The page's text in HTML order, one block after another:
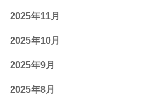
2025年11月
2025年10月
2025年9月
2025年8月